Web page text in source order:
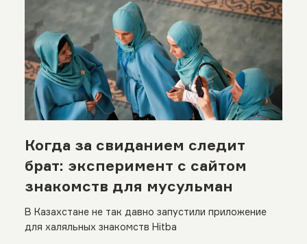
Когда за свиданием следит
брат: эксперимент с сайтом
знакомств для мусульман
В Казахстане не так давно запустили приложение
для халяльных знакомств Hitba